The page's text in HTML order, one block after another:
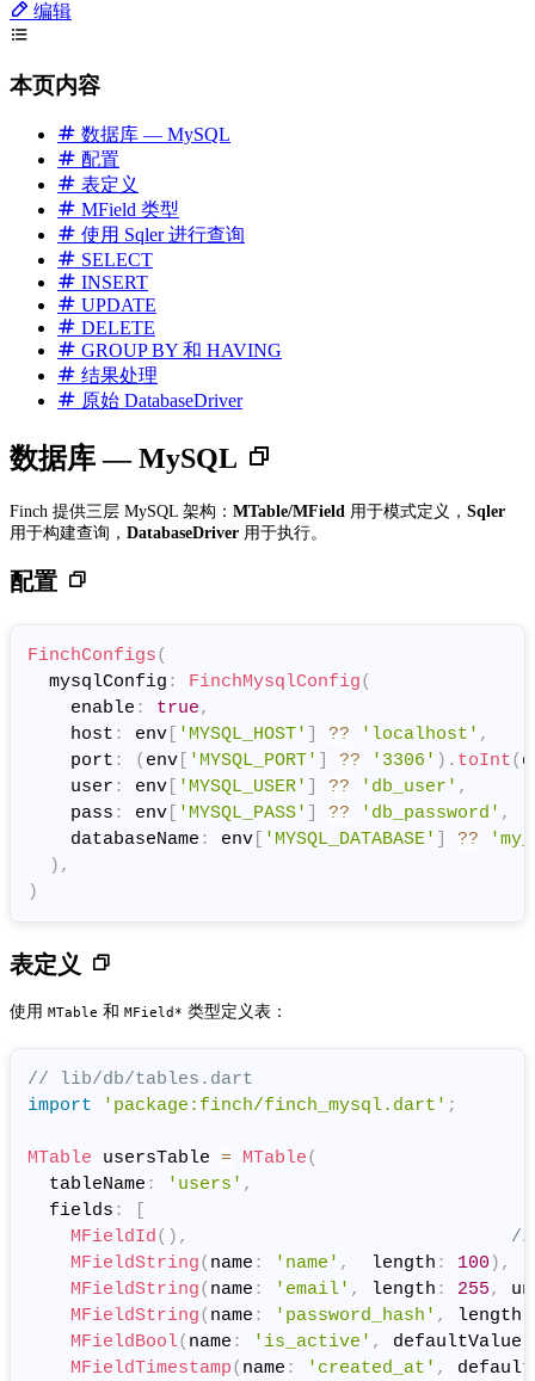
编辑
本页内容
数据库 — MySQL
配置
表定义
MField 类型
使用 Sqler 进行查询
SELECT
INSERT
UPDATE
DELETE
GROUP BY 和 HAVING
结果处理
原始 DatabaseDriver
数据库 — MySQL
Finch 提供三层 MySQL 架构： MTable/MField 用于模式定义， Sqler
用于构建查询， DatabaseDriver 用于执行。
配置
FinchConfigs(
  mysqlConfig
: FinchMysqlConfig(
    enable
: true,
    host
: env [ 'MYSQL_HOST' ] ?? 'localhost' ,
    port
: ( env [ 'MYSQL_PORT' ] ?? '3306' ) . toInt(
    user
: env [ 'MYSQL_USER' ] ?? 'db_user' ,
    pass
: env [ 'MYSQL_PASS' ] ?? 'db_password' ,
    databaseName
: env [ 'MYSQL_DATABASE' ] ??
) ,
)
表定义
使用 MTable 和 MField* 类型定义表：
// lib/db/tables.dart
import
'package:finch/finch_mysql.dart' ;
MTable usersTable = MTable(
  tableName
: 'users' ,
  fields
:
MFieldId( ) ,
//
MFieldString( name : 'name' ,
  length
: 100 ) ,
MFieldString( name : 'email' , length : 255,
MFieldString( name : 'password_hash' , length
MFieldBool( name : 'is_active' , defaultValue
MFieldTimestamp( name : 'created_at' ,